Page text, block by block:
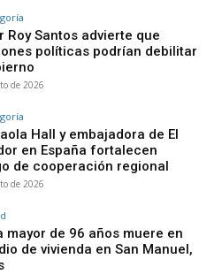
Roy Santos advierte que
políticas podrían debilitar
de 2026
Hall y embajadora de El
en España fortalecen
de cooperación regional
de 2026
mayor de 96 años muere en
de vivienda en San Manuel,